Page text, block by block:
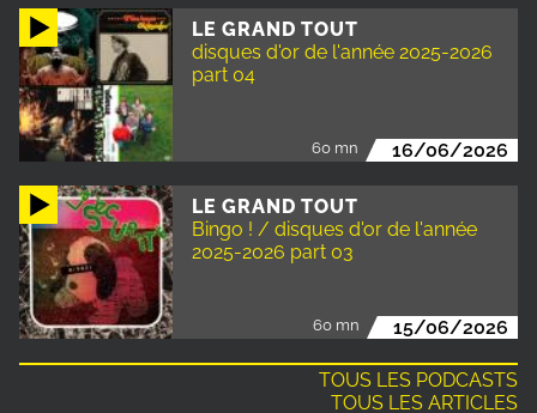
LE GRAND TOUT
disques d'or de l'année 2025-2026
part 04
60 mn 16/06/2026
LE GRAND TOUT
Bingo ! / disques d'or de l'année
2025-2026 part 03
60 mn 15/06/2026
TOUS LES PODCASTS
TOUS LES ARTICLES